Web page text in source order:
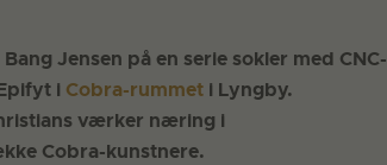
Jensen på en serie sokler med CNC-
i Cobra-rummeti Lyngby.
værker næring i
Cobra-kunstnere.